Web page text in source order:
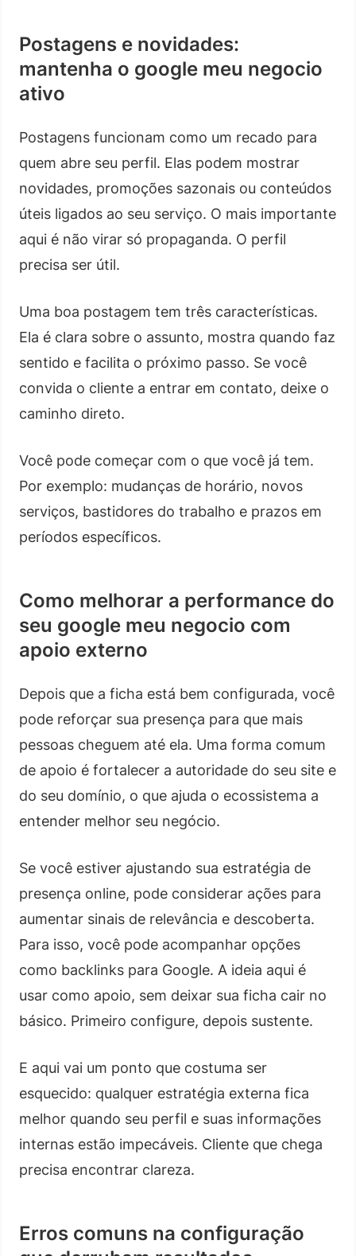
Postagens e novidades:
mantenha o google meu negocio
ativo
Postagens funcionam como um recado para
quem abre seu perfil. Elas podem mostrar
novidades, promoções sazonais ou conteúdos
úteis ligados ao seu serviço. O mais importante
aqui é não virar só propaganda. O perfil
precisa ser útil.
Uma boa postagem tem três características.
Ela é clara sobre o assunto, mostra quando faz
sentido e facilita o próximo passo. Se você
convida o cliente a entrar em contato, deixe o
caminho direto.
Você pode começar com o que você já tem.
Por exemplo: mudanças de horário, novos
serviços, bastidores do trabalho e prazos em
períodos específicos.
Como melhorar a performance do
seu google meu negocio com
apoio externo
Depois que a ficha está bem configurada, você
pode reforçar sua presença para que mais
pessoas cheguem até ela. Uma forma comum
de apoio é fortalecer a autoridade do seu site e
do seu domínio, o que ajuda o ecossistema a
entender melhor seu negócio.
Se você estiver ajustando sua estratégia de
presença online, pode considerar ações para
aumentar sinais de relevância e descoberta.
Para isso, você pode acompanhar opções
como backlinks para Google. A ideia aqui é
usar como apoio, sem deixar sua ficha cair no
básico. Primeiro configure, depois sustente.
E aqui vai um ponto que costuma ser
esquecido: qualquer estratégia externa fica
melhor quando seu perfil e suas informações
internas estão impecáveis. Cliente que chega
precisa encontrar clareza.
Erros comuns na configuração